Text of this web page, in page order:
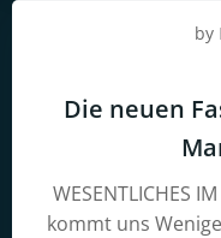
by
Die neuen
WESENTLICHES
kommt uns